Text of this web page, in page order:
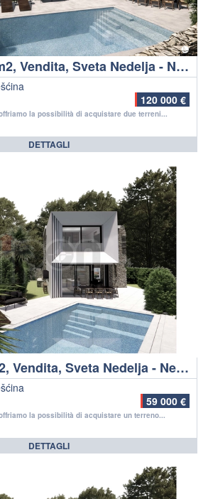
Terreno, 1110 m2, Vendita, Sveta Nedelja - Nedešćina
120 000 €
la possibilità di acquistare due terreni...
DETTAGLI
Terreno, 512 m2, Vendita, Sveta Nedelja - Nedešćina
59 000 €
la possibilità di acquistare un terreno...
DETTAGLI